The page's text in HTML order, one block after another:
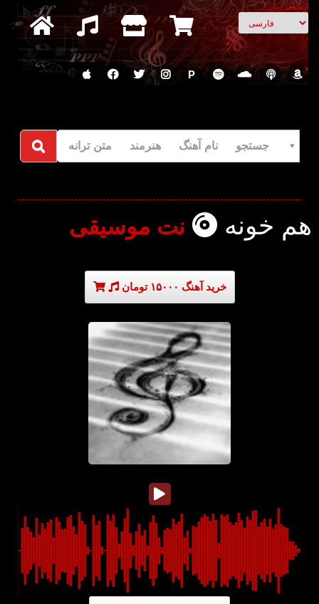
انتخاب زبان
P
جستجو نام آهنگ هنرمند متن ترانه
هم خونه نت موسیقی
خرید آهنگ ۱۵۰۰۰ تومان